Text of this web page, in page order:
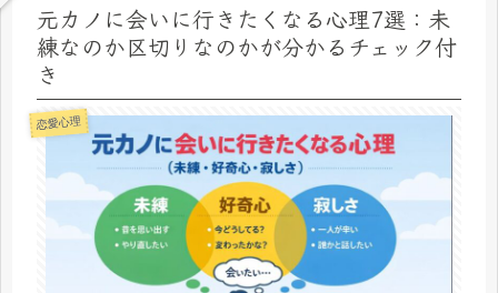
元カノに会いに行きたくなる心理7選：未
練なのか区切りなのかが分かるチェック付
き
恋愛心理